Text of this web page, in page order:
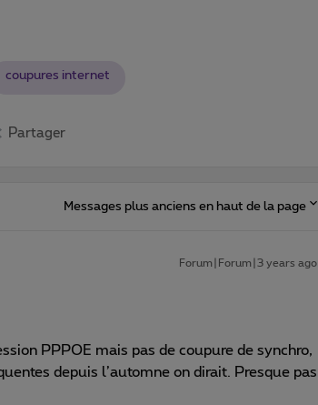
coupures internet
Partager
Messages plus anciens en haut de la page
Forum|Forum|3 years ago
PPPOE mais pas de coupure de synchro,
depuis l’automne on dirait. Presque pas